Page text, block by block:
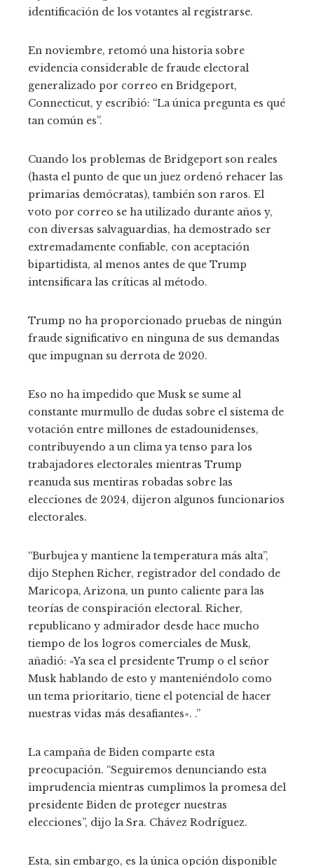
identificación de los votantes al registrarse.
En noviembre, retomó una historia sobre
evidencia considerable de fraude electoral
generalizado por correo en Bridgeport,
Connecticut, y escribió: “La única pregunta es qué
tan común es”.
Cuando los problemas de Bridgeport son reales
(hasta el punto de que un juez ordenó rehacer las
primarias demócratas), también son raros. El
voto por correo se ha utilizado durante años y,
con diversas salvaguardias, ha demostrado ser
extremadamente confiable, con aceptación
bipartidista, al menos antes de que Trump
intensificara las críticas al método.
Trump no ha proporcionado pruebas de ningún
fraude significativo en ninguna de sus demandas
que impugnan su derrota de 2020.
Eso no ha impedido que Musk se sume al
constante murmullo de dudas sobre el sistema de
votación entre millones de estadounidenses,
contribuyendo a un clima ya tenso para los
trabajadores electorales mientras Trump
reanuda sus mentiras robadas sobre las
elecciones de 2024, dijeron algunos funcionarios
electorales.
“Burbujea y mantiene la temperatura más alta”,
dijo Stephen Richer, registrador del condado de
Maricopa, Arizona, un punto caliente para las
teorías de conspiración electoral. Richer,
republicano y admirador desde hace mucho
tiempo de los logros comerciales de Musk,
añadió: «Ya sea el presidente Trump o el señor
Musk hablando de esto y manteniéndolo como
un tema prioritario, tiene el potencial de hacer
nuestras vidas más desafiantes». .”
La campaña de Biden comparte esta
preocupación. “Seguiremos denunciando esta
imprudencia mientras cumplimos la promesa del
presidente Biden de proteger nuestras
elecciones”, dijo la Sra. Chávez Rodríguez.
Esta, sin embargo, es la única opción disponible